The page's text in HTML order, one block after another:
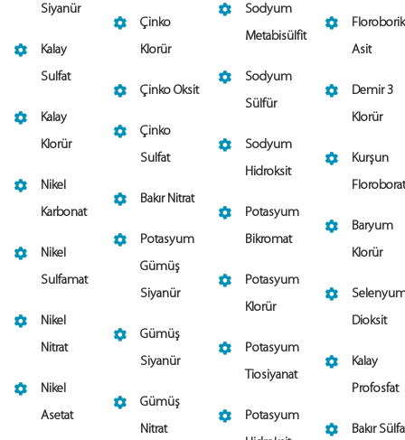
Siyanür
Kalay
Sulfat
Kalay
Klorür
Nikel
Karbonat
Nikel
Sulfamat
Nikel
Nitrat
Nikel
Asetat
Çinko
Klorür
Çinko Oksit
Çinko
Sulfat
Bakır Nitrat
Potasyum
Gümüş
Siyanür
Gümüş
Siyanür
Gümüş
Nitrat
Sodyum
Metabisülfit
Sodyum
Sülfür
Sodyum
Hidroksit
Potasyum
Bikromat
Potasyum
Klorür
Potasyum
Tiosiyanat
Potasyum
Floroborik
Asit
Demir 3
Klorür
Kurşun
Floroborat
Baryum
Klorür
Dioksit
Kalay
Profosfat
Bakır